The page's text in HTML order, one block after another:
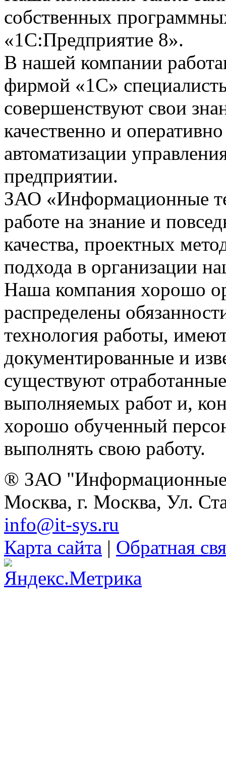
собственных
«1С:Предприятие 8».
В нашей компании
фирмой «1С»
совершенствуют свои
качественно и
автоматизации
предприятии.
ЗАО «Информационные
работе на знание и
качества, проектных
подхода в организации
Наша компания хорошо
распределены
технология работы,
документированные и
существуют
выполняемых работ и,
хорошо обученный
выполнять свою работу.
® ЗАО "Информационные
Москва, г. Москва, Ул.
info@it-sys.ru
Карта сайта | Обратная